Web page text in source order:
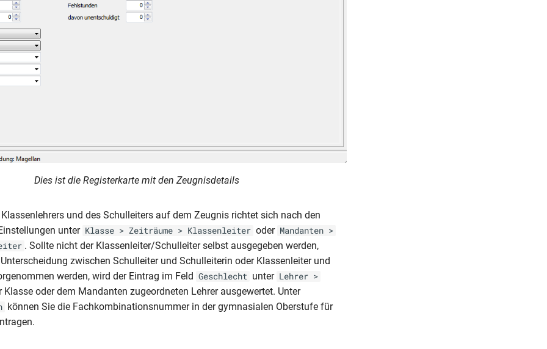
Dies ist die Registerkarte mit den Zeugnisdetails
und des Schulleiters auf dem Zeugnis richtet sich nach den
unter Klasse > Zeiträume > Klassenleiter oder Mandanten >
. Sollte nicht der Klassenleiter/Schulleiter selbst ausgegeben werden,
zwischen Schulleiter und Schulleiterin oder Klassenleiter und
werden, wird der Eintrag im Feld Geschlecht unter Lehrer >
Klasse oder dem Mandanten zugeordneten Lehrer ausgewertet. Unter
können Sie die Fachkombinationsnummer in der gymnasialen Oberstufe für